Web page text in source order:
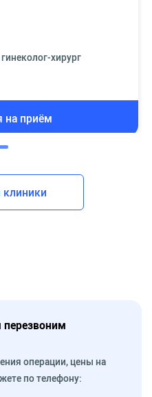
хирург
на приём
клиники
операции, цены на
по телефону: